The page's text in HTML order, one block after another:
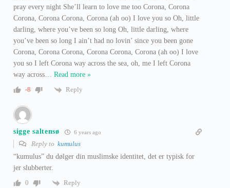
pray every night She’ll learn to love me too Corona, Corona
Corona, Corona Corona, Corona (ah oo) I love you so Oh, little
darling, where you’ve been so long Oh, little darling, where
you’ve been so long I ain’t had no lovin’ since you been gone
Corona, Corona Corona, Corona Corona, Corona (ah oo) I love
you so I left Corona way across the sea, oh, me I left Corona
way across
Read more »
-8
Reply
sigge saltensø 6 years ago
Reply to kumulus
“kumulus” du dølger din muslimske identitet, det er typisk for
jer slubberter.
0
Reply